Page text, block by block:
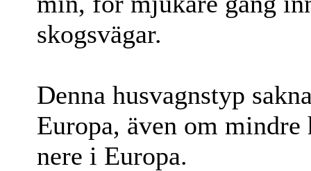
skogsvägar.
Denna husvagnstyp
Europa, även om
nere i Europa.